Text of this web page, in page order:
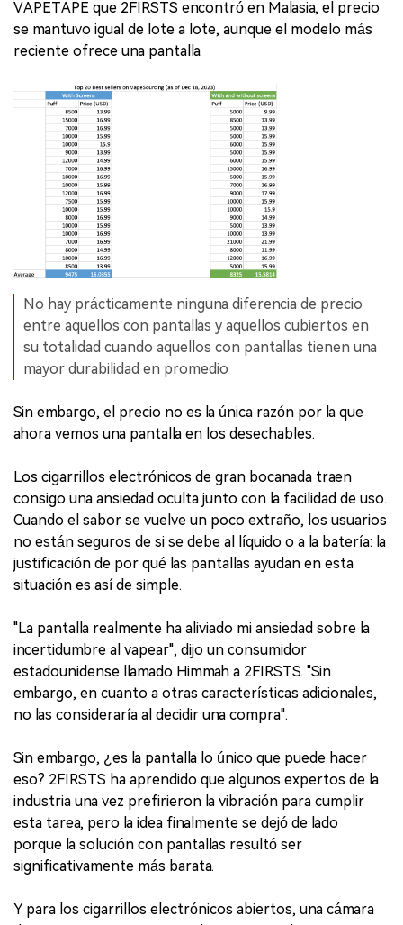
VAPETAPE que 2FIRSTS encontró en Malasia, el precio
se mantuvo igual de lote a lote, aunque el modelo más
reciente ofrece una pantalla.
No hay prácticamente ninguna diferencia de precio
entre aquellos con pantallas y aquellos cubiertos en
su totalidad cuando aquellos con pantallas tienen una
mayor durabilidad en promedio
Sin embargo, el precio no es la única razón por la que
ahora vemos una pantalla en los desechables.
Los cigarrillos electrónicos de gran bocanada traen
consigo una ansiedad oculta junto con la facilidad de uso.
Cuando el sabor se vuelve un poco extraño, los usuarios
no están seguros de si se debe al líquido o a la batería: la
justificación de por qué las pantallas ayudan en esta
situación es así de simple.
"La pantalla realmente ha aliviado mi ansiedad sobre la
incertidumbre al vapear", dijo un consumidor
estadounidense llamado Himmah a 2FIRSTS. "Sin
embargo, en cuanto a otras características adicionales,
no las consideraría al decidir una compra".
Sin embargo, ¿es la pantalla lo único que puede hacer
eso? 2FIRSTS ha aprendido que algunos expertos de la
industria una vez prefirieron la vibración para cumplir
esta tarea, pero la idea finalmente se dejó de lado
porque la solución con pantallas resultó ser
significativamente más barata.
Y para los cigarrillos electrónicos abiertos, una cámara